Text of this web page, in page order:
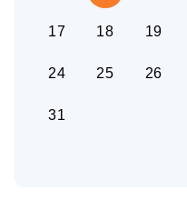
17 18 19
24 25 26
31